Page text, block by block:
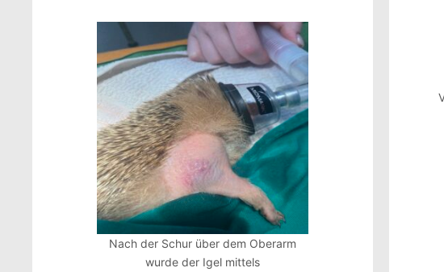
Nach der Schur über dem Oberarm
wurde der Igel mittels